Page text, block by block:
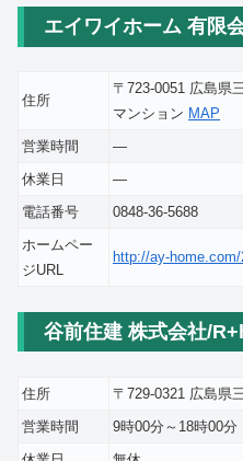
エイワイホーム 有限
住所
〒723-0051 広島県
マンション MAP
営業時間
―
休業日
―
電話番号
0848-36-5688
ホームペー
ジURL
http://ay-
谷前住建 株式会社/
住所 〒729-0321 広島県
営業時間
9時00分～18時00分